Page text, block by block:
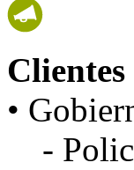
Clientes
•
-